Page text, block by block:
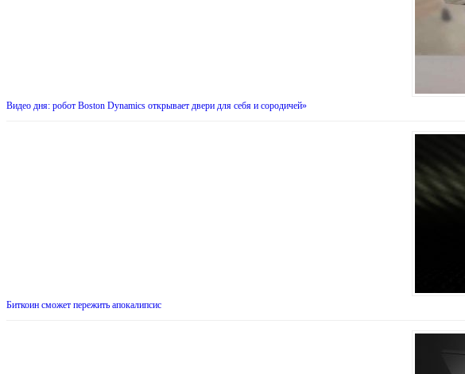
Видео дня: робот Boston Dynamics открывает двери для себя и сородичей»
Биткоин сможет пережить апокалипсис